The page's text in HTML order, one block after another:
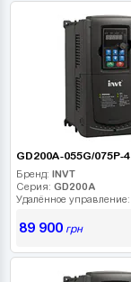
GD200A-055G/075P-4
Бренд: INVT
Серия: GD200A
Удалённое управление:
89 900грн